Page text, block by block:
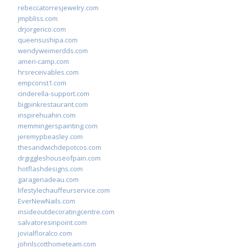
rebeccatorresjewelry.com
jmpbliss.com
drjorgerico.com
queensushipa.com
wendyweimerdds.com
ameri-camp.com
hrsreceivables.com
empconst1.com
cinderella-support.com
bigpinkrestaurant.com
inspirehuahin.com
memmingerspainting.com
jeremypbeasley.com
thesandwichdepotcos.com
drgiggleshouseofpain.com
hotflashdesigns.com
garagenadeau.com
lifestylechauffeurservice.com
EverNewNails.com
insideoutdecoratingcentre.com
salvatoresinpoint.com
jovialfloralco.com
johnlscotthometeam.com